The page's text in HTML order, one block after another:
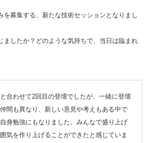
を募集する、新たな技術セッションとなりまし
ましたか？どのような気持ちで、当日は臨まれ
合わせて2回目の登壇でしたが、一緒に登壇
間も異なり、新しい意見や考えもある中で
身勉強にもなりました。みんなで盛り上げ
気を作り上げることができたと感じていま